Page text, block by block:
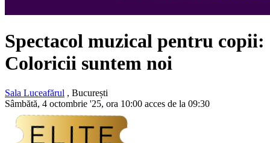
Spectacol muzical pentru copii:
Coloricii suntem noi
Sala Luceafărul , București
Sâmbătă, 4 octombrie '25, ora 10:00 acces de la 09:30